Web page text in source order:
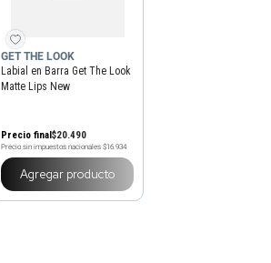
GET THE LOOK
Labial en Barra Get The Look
Matte Lips New
Precio final$20.490
Precio sin impuestos nacionales $16.934
Agregar producto